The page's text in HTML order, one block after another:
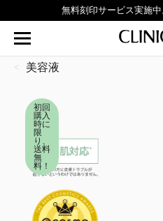
無料刻印サービス実施
美容液
初回
購入
時に
限
り、
送料
無
料！